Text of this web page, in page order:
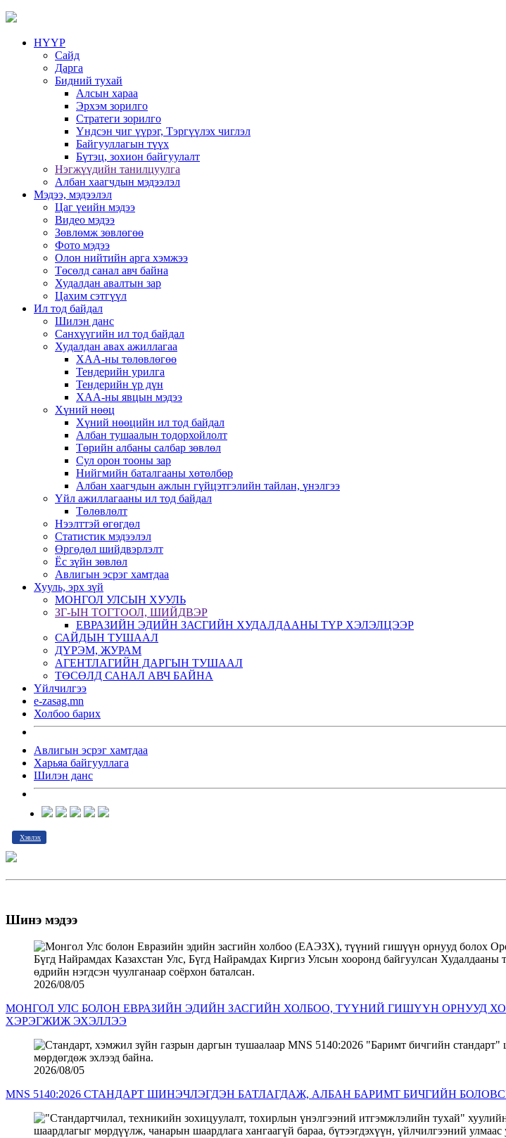
НҮҮР
Сайд
Дарга
Бидний тухай
Алсын хараа
Эрхэм зорилго
Стратеги зорилго
Үндсэн чиг үүрэг, Тэргүүлэх чиглэл
Байгууллагын түүх
Бүтэц, зохион байгуулалт
Нэгжүүдийн танилцуулга
Албан хаагчдын мэдээлэл
Мэдээ, мэдээлэл
Цаг үеийн мэдээ
Видео мэдээ
Зөвлөмж зөвлөгөө
Фото мэдээ
Олон нийтийн арга хэмжээ
Төсөлд санал авч байна
Худалдан авалтын зар
Цахим сэтгүүл
Ил тод байдал
Шилэн данс
Санхүүгийн ил тод байдал
Худалдан авах ажиллагаа
ХАА-ны төлөвлөгөө
Тендерийн урилга
Тендерийн үр дүн
ХАА-ны явцын мэдээ
Хүний нөөц
Хүний нөөцийн ил тод байдал
Албан тушаалын тодорхойлолт
Төрийн албаны салбар зөвлөл
Сул орон тооны зар
Нийгмийн баталгааны хөтөлбөр
Албан хаагчдын ажлын гүйцэтгэлийн тайлан, үнэлгээ
Үйл ажиллагааны ил тод байдал
Төлөвлөлт
Нээлттэй өгөгдөл
Статистик мэдээлэл
Өргөдөл шийдвэрлэлт
Ёс зүйн зөвлөл
Авлигын эсрэг хамтдаа
Хууль, эрх зүй
МОНГОЛ УЛСЫН ХУУЛЬ
ЗГ-ЫН ТОГТООЛ, ШИЙДВЭР
ЕВРАЗИЙН ЭДИЙН ЗАСГИЙН ХУДАЛДААНЫ ТҮР ХЭЛЭЛЦЭЭР
САЙДЫН ТУШААЛ
ДҮРЭМ, ЖУРАМ
АГЕНТЛАГИЙН ДАРГЫН ТУШААЛ
ТӨСӨЛД САНАЛ АВЧ БАЙНА
Үйлчилгээ
e-zasag.mn
Холбоо барих
Авлигын эсрэг хамтдаа
Харьяа байгууллага
Шилэн данс
Хэвлэх
Шинэ мэдээ
2026/08/05
МОНГОЛ УЛС БОЛОН ЕВРАЗИЙН ЭДИЙН ЗАСГИЙН ХОЛБОО, ТҮҮНИЙ ГИШҮҮН ОРНУУД
ХЭРЭГЖИЖ ЭХЭЛЛЭЭ
2026/08/05
MNS 5140:2026 СТАНДАРТ ШИНЭЧЛЭГДЭН БАТЛАГДАЖ, АЛБАН БАРИМТ БИЧГИЙН